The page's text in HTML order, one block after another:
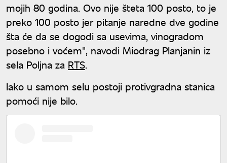
mojih 80 godina. Ovo nije šteta 100 posto, to je
preko 100 posto jer pitanje naredne dve godine
šta će da se dogodi sa usevima, vinogradom
posebno i voćem", navodi Miodrag Planjanin iz
sela Poljna za RTS.
Iako u samom selu postoji protivgradna stanica
pomoći nije bilo.